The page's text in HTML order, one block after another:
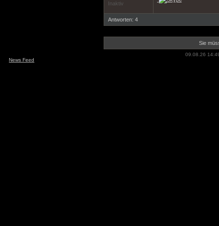
Inaktiv
Antworten: 4
Sie
09.08.26
News Feed